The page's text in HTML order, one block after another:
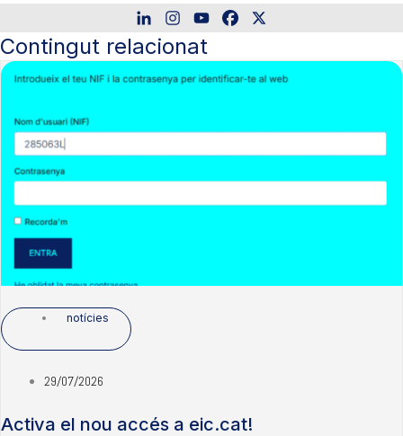
Contingut relacionat
notícies
29/07/2026
Activa el nou accés a eic.cat!